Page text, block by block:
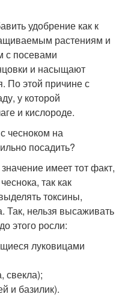
удобрение как к
растениям и
с посевами
и насыщают
По этой причине с
у которой
и кислороде.
имеет тот факт,
так как
токсины,
Так, нельзя высаживать
этого росли:
луковицами
свекла);
и базилик).